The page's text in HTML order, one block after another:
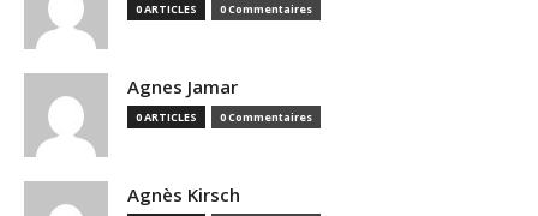
0 ARTICLES 0 Commentaires
Agnes Jamar
0 ARTICLES 0 Commentaires
Agnès Kirsch